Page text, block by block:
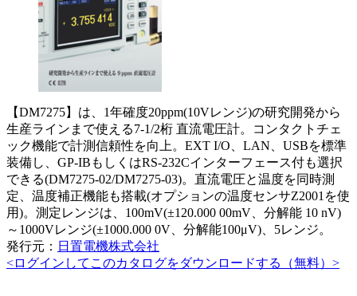
【DM7275】は、1年確度20ppm(10Vレンジ)の研究開発から
生産ラインまで使える7-1/2桁 直流電圧計。コンタクトチェ
ック機能で計測信頼性を向上。EXT I/O、LAN、USBを標準
装備し、GP-IBもしくはRS-232Cインターフェース付も選択
できる(DM7275-02/DM7275-03)。直流電圧と温度を同時測
定、温度補正機能も搭載(オプションの温度センサZ2001を使
用)。測定レンジは、100mV(±120.000 00mV、分解能 10 nV)
～1000Vレンジ(±1000.000 0V、分解能100μV)、5レンジ。
発行元： 日置電機株式会社
<ログインしてこのカタログをダウンロードする（無料）>